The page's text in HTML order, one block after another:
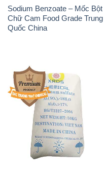
Sodium Benzoate – Mốc Bột
Chữ Cam Food Grade Trung
Quốc China